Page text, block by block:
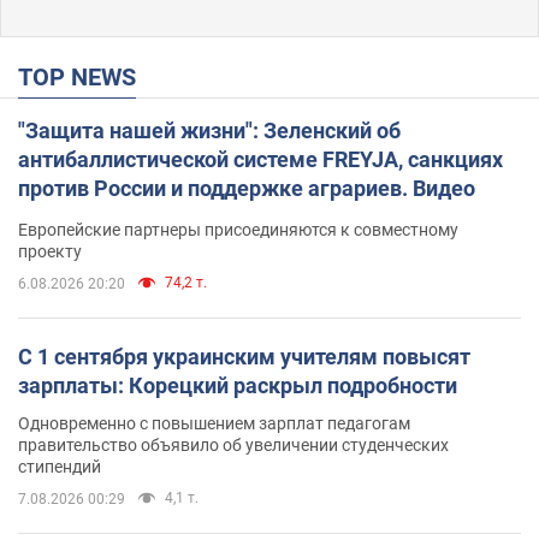
TOP NEWS
"Защита нашей жизни": Зеленский об
антибаллистической системе FREYJA, санкциях
против России и поддержке аграриев. Видео
Европейские партнеры присоединяются к совместному
проекту
6.08.2026 20:20 74,2 т.
С 1 сентября украинским учителям повысят
зарплаты: Корецкий раскрыл подробности
Одновременно с повышением зарплат педагогам
правительство объявило об увеличении студенческих
стипендий
7.08.2026 00:29 4,1 т.